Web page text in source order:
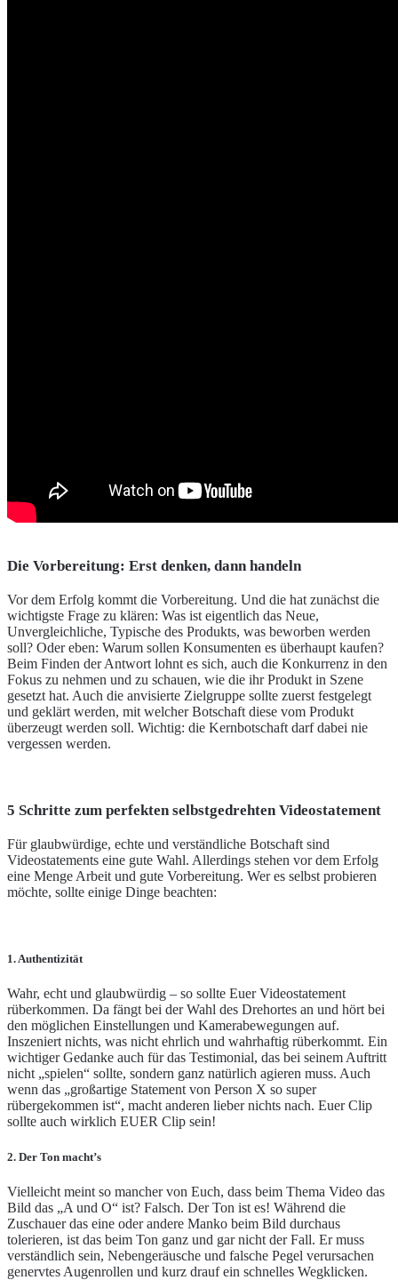
Die Vorbereitung: Erst denken, dann handeln
Vor dem Erfolg kommt die Vorbereitung. Und die hat zunächst die
wichtigste Frage zu klären: Was ist eigentlich das Neue,
Unvergleichliche, Typische des Produkts, was beworben werden
soll? Oder eben: Warum sollen Konsumenten es überhaupt kaufen?
Beim Finden der Antwort lohnt es sich, auch die Konkurrenz in den
Fokus zu nehmen und zu schauen, wie die ihr Produkt in Szene
gesetzt hat. Auch die anvisierte Zielgruppe sollte zuerst festgelegt
und geklärt werden, mit welcher Botschaft diese vom Produkt
überzeugt werden soll. Wichtig: die Kernbotschaft darf dabei nie
vergessen werden.
5 Schritte zum perfekten selbstgedrehten Videostatement
Für glaubwürdige, echte und verständliche Botschaft sind
Videostatements eine gute Wahl. Allerdings stehen vor dem Erfolg
eine Menge Arbeit und gute Vorbereitung. Wer es selbst probieren
möchte, sollte einige Dinge beachten:
1. Authentizität
Wahr, echt und glaubwürdig – so sollte Euer Videostatement
rüberkommen. Da fängt bei der Wahl des Drehortes an und hört bei
den möglichen Einstellungen und Kamerabewegungen auf.
Inszeniert nichts, was nicht ehrlich und wahrhaftig rüberkommt. Ein
wichtiger Gedanke auch für das Testimonial, das bei seinem Auftritt
nicht „spielen“ sollte, sondern ganz natürlich agieren muss. Auch
wenn das „großartige Statement von Person X so super
rübergekommen ist“, macht anderen lieber nichts nach. Euer Clip
sollte auch wirklich EUER Clip sein!
2. Der Ton macht’s
Vielleicht meint so mancher von Euch, dass beim Thema Video das
Bild das „A und O“ ist? Falsch. Der Ton ist es! Während die
Zuschauer das eine oder andere Manko beim Bild durchaus
tolerieren, ist das beim Ton ganz und gar nicht der Fall. Er muss
verständlich sein, Nebengeräusche und falsche Pegel verursachen
genervtes Augenrollen und kurz drauf ein schnelles Wegklicken.